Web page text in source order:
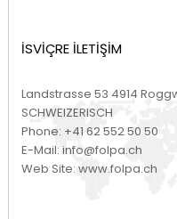
İSVİÇRE İLETİŞİM
Landstrasse 53 4914
SCHWEIZERISCH
Phone: +41 62 552 50 50
E-Mail: info@folpa.ch
Web Site: www.folpa.ch